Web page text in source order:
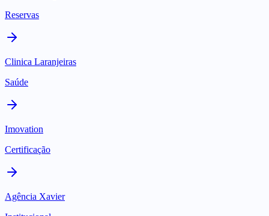
Reservas
Clinica Laranjeiras
Saúde
Imovation
Certificação
Agência Xavier